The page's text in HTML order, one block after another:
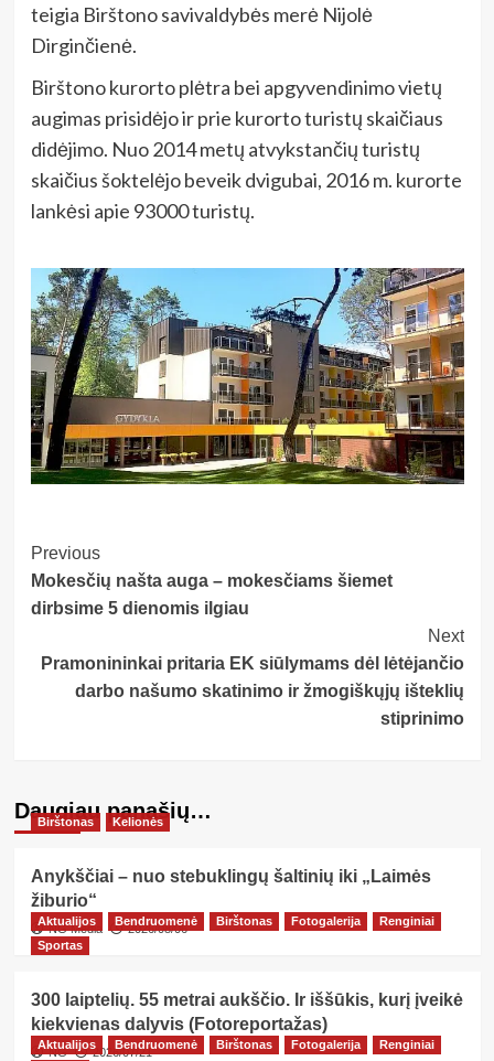
teigia Birštono savivaldybės merė Nijolė
Dirginčienė.
Birštono kurorto plėtra bei apgyvendinimo vietų
augimas prisidėjo ir prie kurorto turistų skaičiaus
didėjimo. Nuo 2014 metų atvykstančių turistų
skaičius šoktelėjo beveik dvigubai, 2016 m. kurorte
lankėsi apie 93000 turistų.
Post
Navigation
Previous
Mokesčių našta auga – mokesčiams šiemet
dirbsime 5 dienomis ilgiau
Next
Pramonininkai pritaria EK siūlymams dėl lėtėjančio
darbo našumo skatinimo ir žmogiškųjų išteklių
stiprinimo
Daugiau panašių…
Birštonas Kelionės
Anykščiai – nuo stebuklingų šaltinių iki „Laimės
žiburio“
NG Media 2026/08/06
Aktualijos Bendruomenė Birštonas Fotogalerija
Renginiai
Sportas
300 laiptelių. 55 metrai aukščio. Ir iššūkis, kurį įveikė
kiekvienas dalyvis (Fotoreportažas)
NG 2026/07/21
Aktualijos Bendruomenė Birštonas Fotogalerija Renginiai